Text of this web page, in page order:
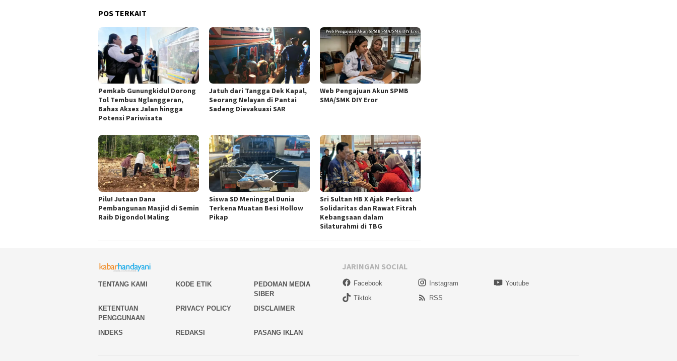
POS TERKAIT
Pemkab Gunungkidul Dorong
Tol Tembus Nglanggeran,
Bahas Akses Jalan hingga
Potensi Pariwisata
Jatuh dari Tangga Dek Kapal,
Seorang Nelayan di Pantai
Sadeng Dievakuasi SAR
Web Pengajuan Akun SPMB
SMA/SMK DIY Eror
Pilu! Jutaan Dana
Pembangunan Masjid di Semin
Raib Digondol Maling
Siswa SD Meninggal Dunia
Terkena Muatan Besi Hollow
Pikap
Sri Sultan HB X Ajak Perkuat
Solidaritas dan Rawat Fitrah
Kebangsaan dalam
Silaturahmi di TBG
TENTANG KAMI KODE ETIK
PEDOMAN MEDIA
SIBER
KETENTUAN
PENGGUNAAN
PRIVACY POLICY DISCLAIMER
INDEKS REDAKSI PASANG IKLAN
JARINGAN SOCIAL
Facebook Instagram
Youtube
Tiktok
RSS